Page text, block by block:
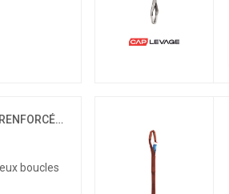
ÉLINGUE SANGLE PLATE BOUCLES RENFORCÉES - CMU 1 TONNE - 3.5 MÈTRES
boucles